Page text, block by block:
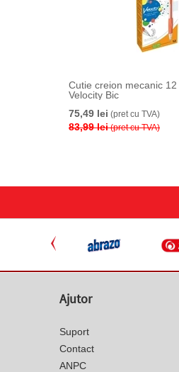
Cutie creion mecanic
Velocity Bic
75,49 lei (pret cu TVA)
83,99 lei(pret cu TVA)
Ajutor
Suport
Contact
ANPC